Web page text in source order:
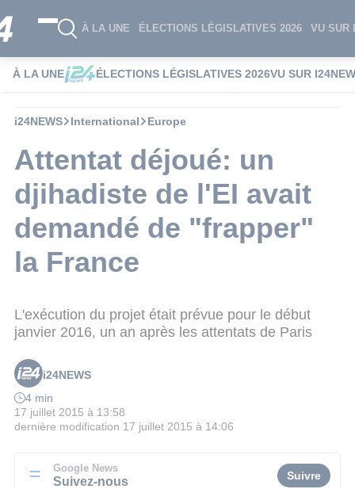
À LA UNE ÉLECTIONS LÉGISLATIVES 2026 VU SUR
À LA UNE ÉLECTIONS LÉGISLATIVES 2026VU SUR
i24NEWS International Europe
Attentat déjoué: un
djihadiste de l'EI avait
demandé de "frapper"
la France
L'exécution du projet était prévue pour le début
janvier 2016, un an après les attentats de Paris
i24NEWS
4 min
17 juillet 2015 à 13:58
dernière modification 17 juillet 2015 à 14:06
Google News
Suivez-nous Suivre